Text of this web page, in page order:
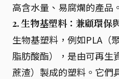
高含水量、易腐爛的產品。
2. 生物基塑料：兼顧環保
生物基塑料，例如PLA（
脂肪酸酯），是由可再生
蔗渣）製成的塑料。它們